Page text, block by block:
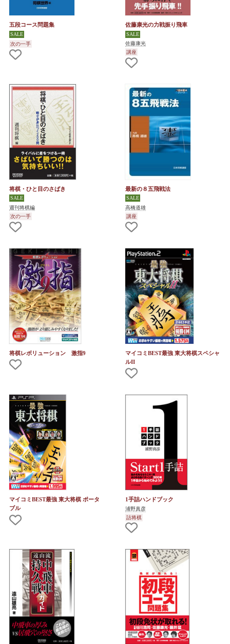
五段コース問題集
次の一手
佐藤康光の力戦振り飛車
佐藤康光
講座
将棋・ひと目のさばき
週刊将棋編
次の一手
最新の８五飛戦法
高橋道雄
講座
将棋レボリューション 激指9
マイコミBEST最強 東大将棋スペシャ
ルII
マイコミBEST最強 東大将棋 ポータ
ブル
1手詰ハンドブック
浦野真彦
詰将棋